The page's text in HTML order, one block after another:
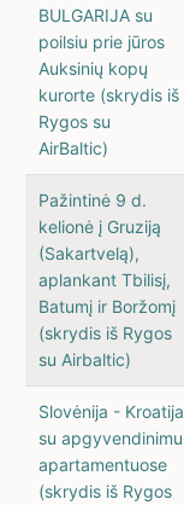
BULGARIJA su
poilsiu prie jūros
Auksinių kopų
kurorte (skrydis iš
Rygos su
AirBaltic)
Pažintinė 9 d.
kelionė į Gruziją
(Sakartvelą),
aplankant Tbilisį,
Batumį ir Boržomį
(skrydis iš Rygos
su Airbaltic)
Slovėnija - Kroatija
su apgyvendinimu
apartamentuose
(skrydis iš Rygos